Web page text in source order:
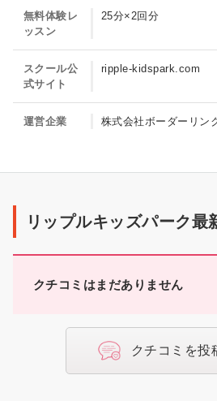
無料体験レ
ッスン
25分×2回分
スクール公
式サイト
ripple-kidspark.com
運営企業 株式会社ボーダーリン
ッ
ル
リップルキッズパーク最
クチコミはまだありません
クチコミを投